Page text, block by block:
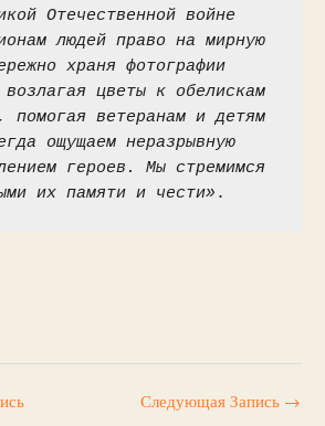
Отечественной войне
людей право на мирную
храня фотографии
цветы к обелискам
помогая ветеранам и детям
ощущаем неразрывную
героев. Мы стремимся
их памяти и чести» .
Следующая Запись →